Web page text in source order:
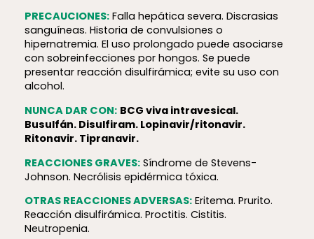
PRECAUCIONES:Falla hepática severa. Discrasias
sanguíneas. Historia de convulsiones o
hipernatremia. El uso prolongado puede asociarse
con sobreinfecciones por hongos. Se puede
presentar reacción disulfirámica; evite su uso con
alcohol.
NUNCA DAR CON: BCG viva intravesical.
Busulfán. Disulfiram. Lopinavir/ritonavir.
Ritonavir. Tipranavir.
REACCIONES GRAVES:Síndrome de Stevens-
Johnson. Necrólisis epidérmica tóxica.
OTRAS REACCIONES ADVERSAS:Eritema. Prurito.
Reacción disulfirámica. Proctitis. Cistitis.
Neutropenia.